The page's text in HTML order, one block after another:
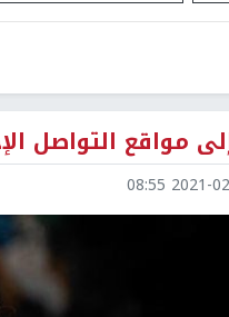
مواقع التواصل
2021-02-